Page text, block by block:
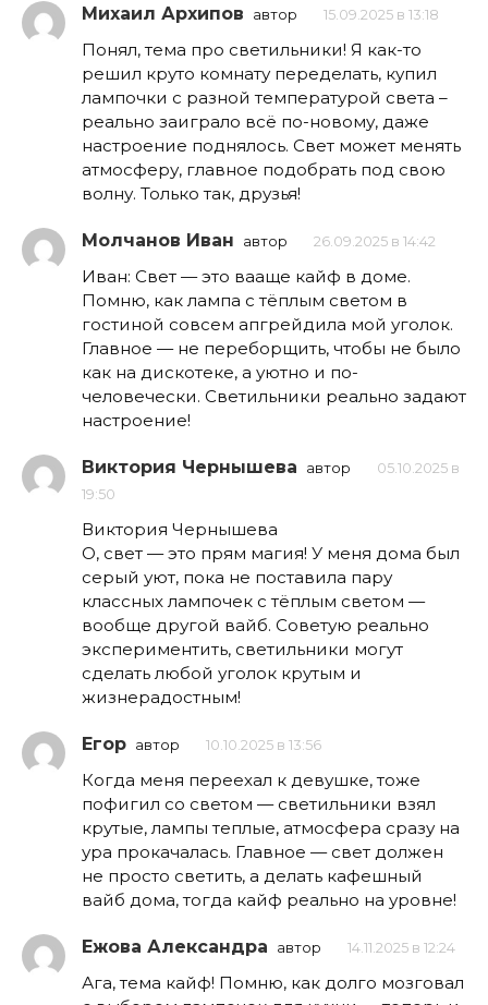
Михаил Архипов автор 15.09.2025 в 13:18
Понял, тема про светильники! Я как-то
решил круто комнату переделать, купил
лампочки с разной температурой света –
реально заиграло всё по-новому, даже
настроение поднялось. Свет может менять
атмосферу, главное подобрать под свою
волну. Только так, друзья!
Молчанов Иван автор 26.09.2025 в 14:42
Иван: Свет — это вааще кайф в доме.
Помню, как лампа с тёплым светом в
гостиной совсем апгрейдила мой уголок.
Главное — не переборщить, чтобы не было
как на дискотеке, а уютно и по-
человечески. Светильники реально задают
настроение!
Виктория Чернышева автор
05.10.2025 в
19:50
Виктория Чернышева
О, свет — это прям магия! У меня дома был
серый уют, пока не поставила пару
классных лампочек с тёплым светом —
вообще другой вайб. Советую реально
экспериментить, светильники могут
сделать любой уголок крутым и
жизнерадостным!
Егор автор 10.10.2025 в 13:56
Когда меня переехал к девушке, тоже
пофигил со светом — светильники взял
крутые, лампы теплые, атмосфера сразу на
ура прокачалась. Главное — свет должен
не просто светить, а делать кафешный
вайб дома, тогда кайф реально на уровне!
Ежова Александра автор 14.11.2025 в 12:24
Ага, тема кайф! Помню, как долго мозговал